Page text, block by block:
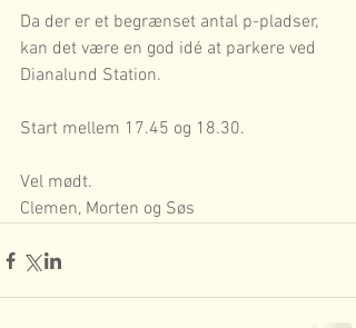
Da der er et begrænset antal p-pladser,
kan det være en god idé at parkere ved
Dianalund Station.
Start mellem 17.45 og 18.30.
Vel mødt.
Clemen, Morten og Søs